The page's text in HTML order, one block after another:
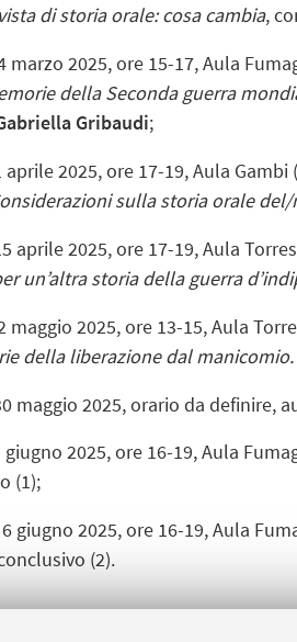
di storia orale: cosa cambia,
marzo 2025, ore 15-17,Aula
della Seconda guerra
Gribaudi;
aprile2025, ore 17-19,Aula Gambi
sulla storia orale
aprile2025, ore 17-19,Aula
un’altra storia della guerra
maggio 2025, ore 13-15, Aula
della liberazione dal
maggio 2025, orario da definire,
giugno 2025, ore 16-19, Aula
(1);
giugno 2025, ore 16-19, Aula
(2).